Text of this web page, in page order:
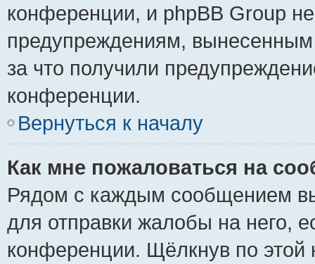
конференции, и phpBB Group
предупреждениям,
за что получили
конференции.
Вернуться к началу
Как мне пожаловаться на
Рядом с каждым сообщением
для отправки жалобы на него,
конференции. Щёлкнув по этой